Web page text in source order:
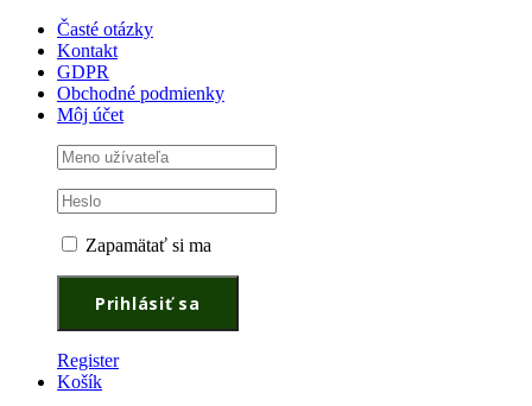
Časté otázky
Kontakt
GDPR
Obchodné podmienky
Môj účet
Zapamätať si ma
Register
Košík